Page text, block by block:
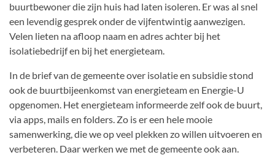
buurtbewoner die zijn huis had laten isoleren. Er was al snel
een levendig gesprek onder de vijfentwintig aanwezigen.
Velen lieten na afloop naam en adres achter bij het
isolatiebedrijf en bij het energieteam.
In de brief van de gemeente over isolatie en subsidie stond
ook de buurtbijeenkomst van energieteam en Energie-U
opgenomen. Het energieteam informeerde zelf ook de buurt,
via apps, mails en folders. Zo is er een hele mooie
samenwerking, die we op veel plekken zo willen uitvoeren en
verbeteren. Daar werken we met de gemeente ook aan.